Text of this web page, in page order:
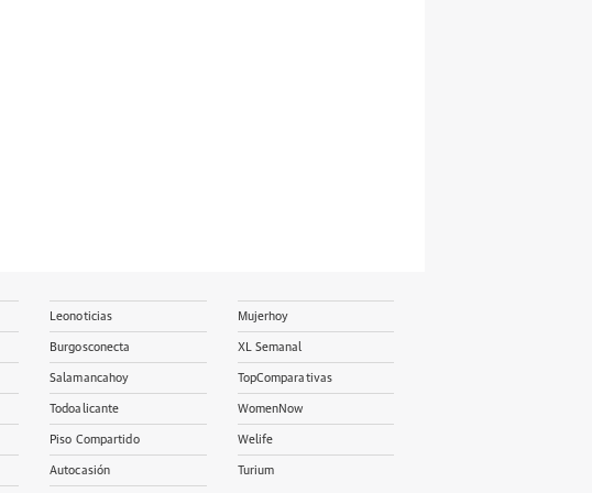
Leonoticias
Burgosconecta
Salamancahoy
Todoalicante
Piso Compartido
Autocasión
Mujerhoy
XL Semanal
TopComparativas
WomenNow
Welife
Turium